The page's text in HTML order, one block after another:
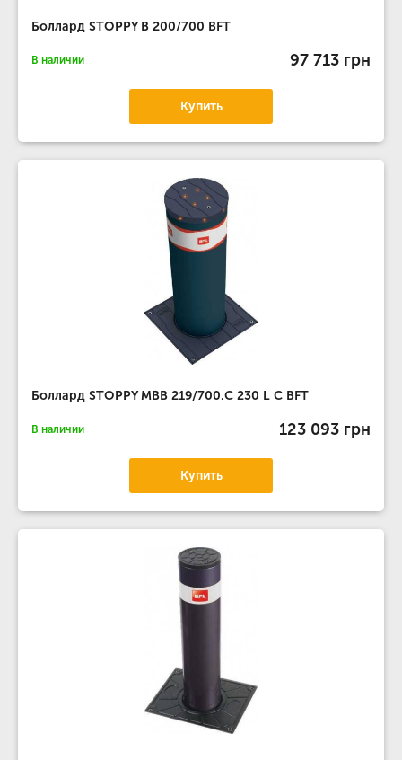
Боллард STOPPY B 200/700 BFT
В наличии 97 713 грн
Купить
Боллард STOPPY MBB 219/700.C 230 L C BFT
В наличии 123 093 грн
Купить